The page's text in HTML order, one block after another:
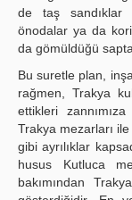
de taş sandıklar
önodalar ya da
da gömüldüğü
Bu suretle plan,
rağmen, Trakya
ettikleri
Trakya mezarları
gibi ayrılıklar
husus Kutluca
bakımından